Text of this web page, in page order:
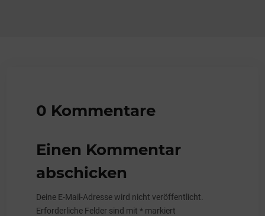
0 Kommentare
Einen Kommentar
abschicken
Deine E-Mail-Adresse wird nicht veröffentlicht.
Erforderliche Felder sind mit* markiert